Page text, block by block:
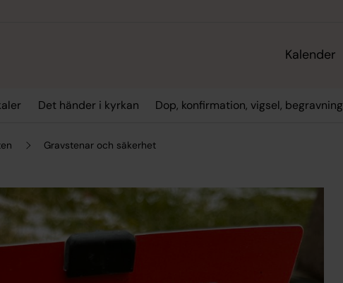
Kalender
Det händer i kyrkan Dop, konfirmation, vigsel, begravning
Gravstenar och säkerhet